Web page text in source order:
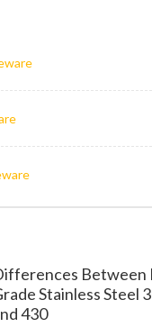
Between
Stainless Steel
430